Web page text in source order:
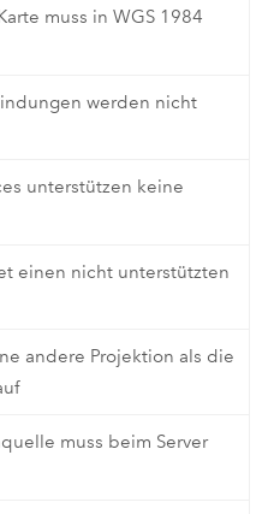
muss in WGS 1984
werden nicht
unterstützen keine
einen nicht unterstützten
andere Projektion als die
muss beim Server